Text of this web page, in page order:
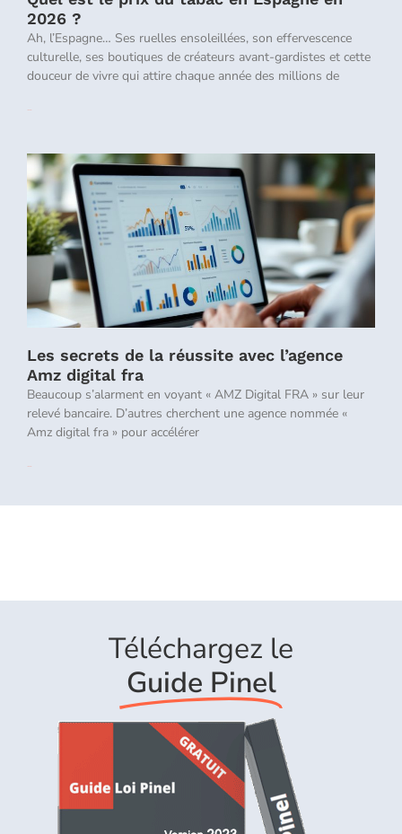
2026 ?
Ah, l’Espagne… Ses ruelles ensoleillées, son effervescence
culturelle, ses boutiques de créateurs avant-gardistes et cette
douceur de vivre qui attire chaque année des millions de
Les secrets de la réussite avec l’agence
Amz digital fra
Beaucoup s’alarment en voyant « AMZ Digital FRA » sur leur
relevé bancaire. D’autres cherchent une agence nommée «
Amz digital fra » pour accélérer
Téléchargez le
Guide Pinel